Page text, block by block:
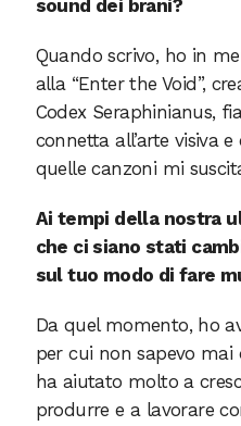
sound dei brani?
Quando scrivo, ho in
alla “Enter the Void”,
Codex Seraphinianus,
connetta all’arte visiva
quelle canzoni mi
Ai tempi della nostra
che ci siano stati
sul tuo modo di fare
Da quel momento, ho
per cui non sapevo
ha aiutato molto a
produrre e a lavorare